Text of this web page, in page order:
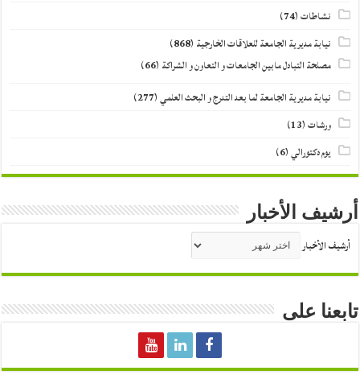
نشاطات(74)
نيابة مديرية الجامعة للعلاقات الخارجية (868)
مصلحة التبادل مابين الجامعات و التعاون و الشراكة (66)
نيابة مديرية الجامعة لما بعد التدرج و البحث العلمي(277)
ورشات(13)
يوم دكتورالي(6)
أرشيف الأخبار
أرشيف الأخبار
تابعنا على